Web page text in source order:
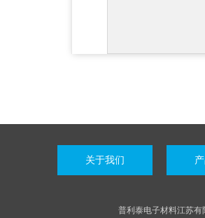
关于我们
普利泰电子材料江苏